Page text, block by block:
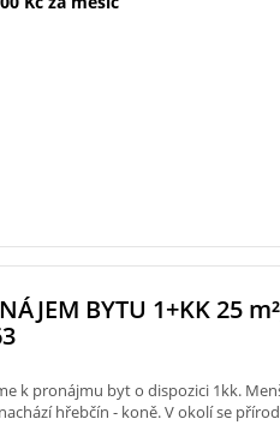
BYTU 1+KK 25 m²
k pronájmu byt o dispozici 1kk.
hřebčín - koně. V okolí se